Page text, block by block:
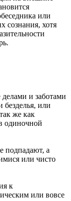
или
сознания, хотя
и заботами
безделья, или
же как
одиночной
подпадают, а
или чисто
к
или вовсе